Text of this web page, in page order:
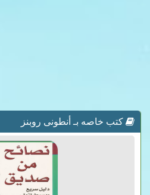
كتب خاصه بـ أنطونى روبنز